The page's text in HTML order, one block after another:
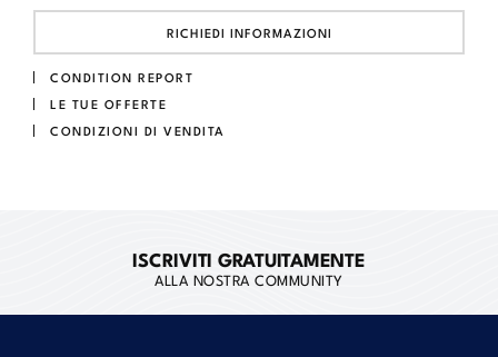
RICHIEDI INFORMAZIONI
CONDITION REPORT
LE TUE OFFERTE
CONDIZIONI DI VENDITA
ISCRIVITI GRATUITAMENTE
ALLA NOSTRA COMMUNITY